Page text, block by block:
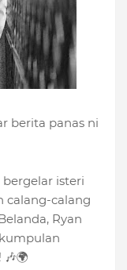
berita panas ni
isteri
calang-calang
Ryan